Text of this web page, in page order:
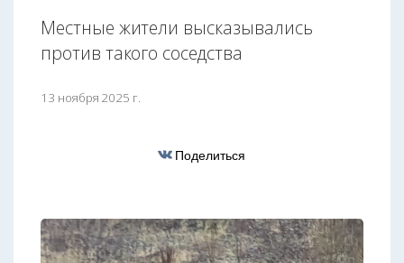
Местные жители высказывались
против такого соседства
13 ноября 2025 г.
Поделиться